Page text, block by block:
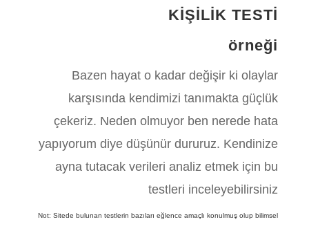
KİŞİLİK TESTİ
örneği
Bazen hayat o kadar değişir ki olaylar
karşısında kendimizi tanımakta güçlük
çekeriz. Neden olmuyor ben nerede hata
yapıyorum diye düşünür dururuz. Kendinize
ayna tutacak verileri analiz etmek için bu
testleri inceleyebilirsiniz
Not: Sitede bulunan testlerin bazıları eğlence amaçlı konulmuş olup bilimsel